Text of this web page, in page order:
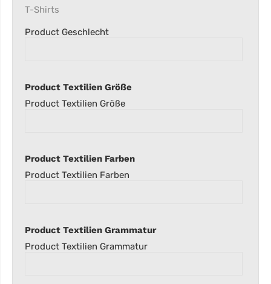
T-Shirts
Product Geschlecht
Product Textilien Größe
Product Textilien Größe
Product Textilien Farben
Product Textilien Farben
Product Textilien Grammatur
Product Textilien Grammatur